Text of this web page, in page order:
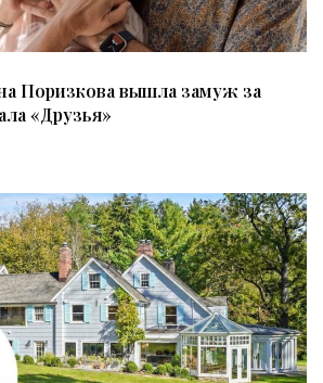
Поризкова вышла замуж за
«Друзья»